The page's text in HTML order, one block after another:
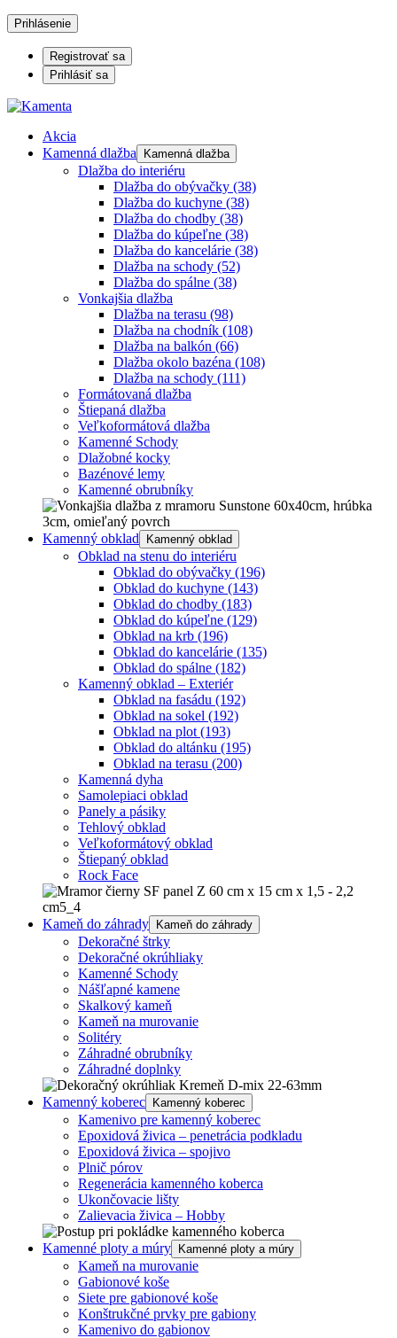
Prihlásenie
Registrovať sa
Prihlásiť sa
Akcia
Kamenná dlažba
Kamenná dlažba
Dlažba do interiéru
Dlažba do obývačky (38)
Dlažba do kuchyne (38)
Dlažba do chodby (38)
Dlažba do kúpeľne (38)
Dlažba do kancelárie (38)
Dlažba na schody (52)
Dlažba do spálne (38)
Vonkajšia dlažba
Dlažba na terasu (98)
Dlažba na chodník (108)
Dlažba na balkón (66)
Dlažba okolo bazéna (108)
Dlažba na schody (111)
Formátovaná dlažba
Štiepaná dlažba
Veľkoformátová dlažba
Kamenné Schody
Dlažobné kocky
Bazénové lemy
Kamenné obrubníky
Kamenný obklad Kamenný obklad
Obklad na stenu do interiéru
Obklad do obývačky (196)
Obklad do kuchyne (143)
Obklad do chodby (183)
Obklad do kúpeľne (129)
Obklad na krb (196)
Obklad do kancelárie (135)
Obklad do spálne (182)
Kamenný obklad – Exteriér
Obklad na fasádu (192)
Obklad na sokel (192)
Obklad na plot (193)
Obklad do altánku (195)
Obklad na terasu (200)
Kamenná dyha
Samolepiaci obklad
Panely a pásiky
Tehlový obklad
Veľkoformátový obklad
Štiepaný obklad
Rock Face
Kameň do záhrady Kameň do záhrady
Dekoračné štrky
Dekoračné okrúhliaky
Kamenné Schody
Nášľapné kamene
Skalkový kameň
Kameň na murovanie
Solitéry
Záhradné obrubníky
Záhradné doplnky
Kamenný koberec Kamenný koberec
Kamenivo pre kamenný koberec
Epoxidová živica – penetrácia podkladu
Epoxidová živica – spojivo
Plnič pórov
Regenerácia kamenného koberca
Ukončovacie lišty
Zalievacia živica – Hobby
Kamenné ploty a múry Kamenné ploty a múry
Kameň na murovanie
Gabionové koše
Siete pre gabionové koše
Konštrukčné prvky pre gabiony
Kamenivo do gabionov